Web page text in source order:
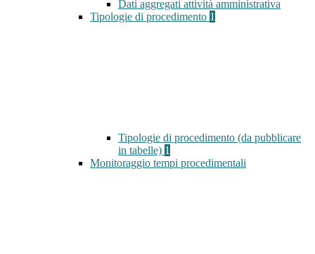
Dati aggregati attività amministrativa
Tipologie di procedimento 1
Tipologie di procedimento (da pubblicare
in tabelle) 1
Monitoraggio tempi procedimentali